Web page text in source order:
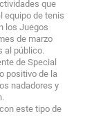
que
equipo de tenis
los Juegos
de marzo
al público.
de Special
positivo de la
nadadores y
este tipo de